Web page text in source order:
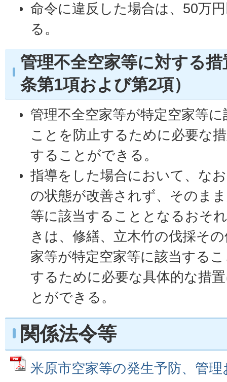
命令に違反した場合は、50万
る。
管理不全空家等に対する
条第1項および第2項）
管理不全空家等が特定空家等
ことを防止するために必要な
することができる。
指導をした場合において、な
の状態が改善されず、そのま
等に該当することとなるおそ
きは、修繕、立木竹の伐採そ
家等が特定空家等に該当する
するために必要な具体的な措
とができる。
関係法令等
米原市空家等の発生予防、管